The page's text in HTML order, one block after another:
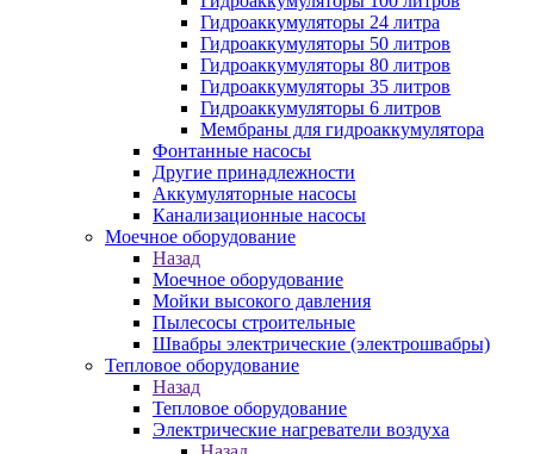
Гидроаккумуляторы 24 литра
Гидроаккумуляторы 50 литров
Гидроаккумуляторы 80 литров
Гидроаккумуляторы 35 литров
Гидроаккумуляторы 6 литров
Мембраны для гидроаккумулятора
Фонтанные насосы
Другие принадлежности
Аккумуляторные насосы
Канализационные насосы
Моечное оборудование
Назад
Моечное оборудование
Мойки высокого давления
Пылесосы строительные
Швабры электрические (электрошвабры)
Тепловое оборудование
Назад
Тепловое оборудование
Электрические нагреватели воздуха